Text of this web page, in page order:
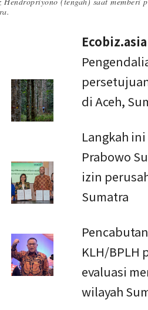
di Aceh,
Langkah
Prabowo
izin
Sumatra
KLH/BPLH
evaluasi
wilayah